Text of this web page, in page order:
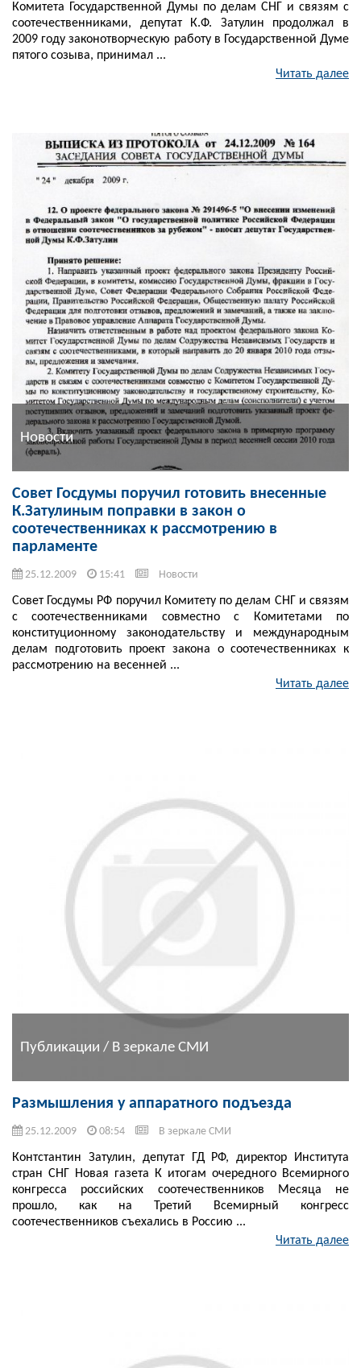
Комитета Государственной Думы по делам СНГ и связям с
соотечественниками, депутат К.Ф. Затулин продолжал в
2009 году законотворческую работу в Государственной Думе
пятого созыва, принимал ...
Читать далее
Новости
Совет Госдумы поручил готовить внесенные
К.Затулиным поправки в закон о
соотечественниках к рассмотрению в
парламенте
25.12.2009 15:41 Новости
Совет Госдумы РФ поручил Комитету по делам СНГ и связям
с соотечественниками совместно с Комитетами по
конституционному законодательству и международным
делам подготовить проект закона о соотечественниках к
рассмотрению на весенней ...
Читать далее
Публикации / В зеркале СМИ
Размышления у аппаратного подъезда
25.12.2009 08:54 В зеркале СМИ
Контстантин Затулин, депутат ГД РФ, директор Института
стран СНГ Новая газета К итогам очередного Всемирного
конгресса российских соотечественников Месяца не
прошло, как на Третий Всемирный конгресс
соотечественников съехались в Россию ...
Читать далее